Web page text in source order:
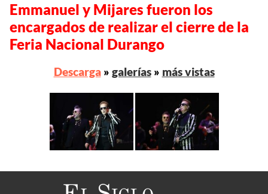
Emmanuel y Mijares fueron los
encargados de realizar el cierre de la
Feria Nacional Durango
Descarga» galerías» más vistas